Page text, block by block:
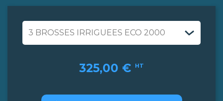
325,00 € HT